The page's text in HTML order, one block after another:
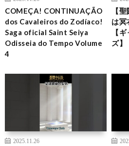
COMEÇA! CONTINUAÇÃO
dos Cavaleiros do Zodíaco!
Saga oficial Saint Seiya
Odisseia do Tempo Volume
4
【
は冥
【
ズ】
2025.11.26